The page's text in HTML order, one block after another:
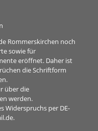
Rommerskirchen noch
sowie für
eröffnet. Daher ist
die Schriftform
über die
werden.
Widerspruchs per DE-
.